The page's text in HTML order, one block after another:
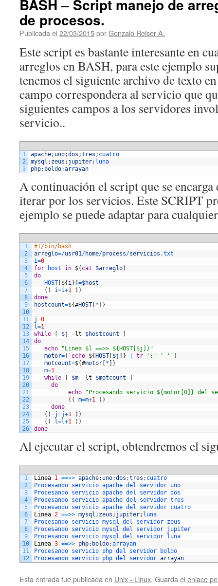
BASH – Script manejo de
de procesos.
Publicada el 22/03/2015porGonzalo Reiser A.
Este script es bastante interesante en
arreglos en BASH, para este ejemplo
tenemos el siguiente archivo de texto
campo correspondera al servicio que
siguientes campos a los servidores
servicio..
1
2
3
apache; uno;dos ;tres ; cuatro
mysql ; zeus ; jupiter; luna
php; boldo;arrayan
A continuación el script que se
iterar por los servicios. Este SCRIPT
ejemplo se puede adaptar para
1
2
3
4
5
6
7
8
9
10
11
12
13
14
15
16
17
18
19
20
21
22
23
24
25
26
#!/bin/bash
arreglo=/usr01/home/process/servicios .txt
i=0
for
host in $( cat $arreglo)
do
HOST ${ i} =$host
( ( i=i+1 ) )
done
hostcount=${#HOST * }
j=0
l=1
while
$j - lt $hostcount
do
echo
"Linea $l ==>> ${HOST[$j]}"
motor=( ` echo ${ HOST $j } tr ';' ' ' ` )
motcount=${#motor *
}
m=1
while
$m - lt $motcount
do
echo
"Procesando servicio ${motor[0]} del
( ( m=m+1 ) )
done
( ( j=j+1 ) )
( ( l=l+1 ) )
done
Al ejecutar el script, obtendremos el
1
2
3
4
5
6
7
8
9
10
11
12
Linea 1 ==>> apache; uno;dos ;tres ; cuatro
Procesando servicio apache del servidor uno
Procesando servicio apache del servidor dos
Procesando servicio apache del servidor tres
Procesando servicio apache del servidor cuatro
Linea 2 ==>> mysql ; zeus ; jupiter; luna
Procesando servicio mysql del servidor zeus
Procesando servicio mysql del servidor jupiter
Procesando servicio mysql del servidor
luna
Linea 3 ==>> php; boldo;arrayan
Procesando servicio php del servidor
boldo
Procesando servicio php del servidor arrayan
Esta entrada fue publicada en Unix - Linux. Guarda el enlace